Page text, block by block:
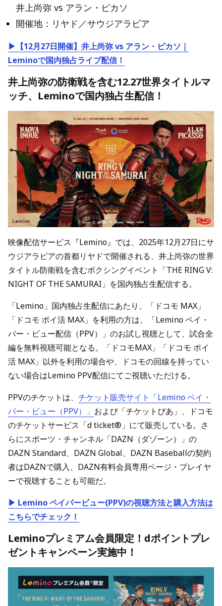
井上尚弥 vs アラン・ピカソ
開催地：リヤド／サウジアラビア
▶【12月27日開催】井上尚弥 vs アラン・ピカソ｜
Leminoで国内独占ライブ配信！
井上尚弥の防衛戦を含む12.27世界タイトルマ
ッチ、Leminoで国内独占生配信！
映像配信サービス『Lemino』では、2025年12月27日にサ
ウジアラビアの首都リヤドで開催される、井上尚弥の世界
タイトル防衛戦を含むボクシングイベント「THE RING V:
NIGHT OF THE SAMURAI」を国内独占生配信する。
「Lemino」国内独占生配信にあたり、「ドコモ MAX」
「ドコモ ポイ活 MAX」を利用の方は、「Lemino ペイ・
パー・ビュー配信（PPV）」のお試し視聴として、試合全
編を無料視聴可能となる。「ドコモMAX」「ドコモ ポイ
活 MAX」以外を利用の場合や、ドコモの回線を持ってい
ない場合はLemino PPV配信にてご視聴いただける。
PPVのチケットは、 チケット販売サイト「Lemino ペイ・
パー・ビュー（PPV）」 および「チケットぴあ」、ドコモ
のチケットサービス「d ticket®」にて販売している。さ
らにスポーツ・チャンネル「DAZN（ダゾーン）」の
DAZN Standard、DAZN Global、DAZN Baseballの契約
者はDAZNで購入、DAZN有料会員専用ページ・プレイヤ
ーで視聴することも可能だ。
▶ Lemino ペイパービュー(PPV)の視聴方法と購入方法は
こちらでチェック！
Leminoプレミアム会員限定！dポイントプレ
ゼントキャンペーン実施中！